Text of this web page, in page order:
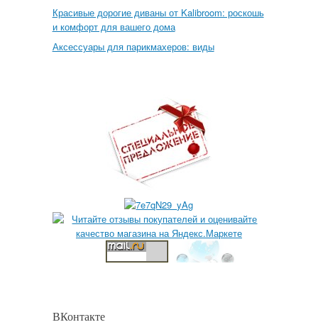
Красивые дорогие диваны от Kalibroom: роскошь
и комфорт для вашего дома
Аксессуары для парикмахеров: виды
ВКонтакте